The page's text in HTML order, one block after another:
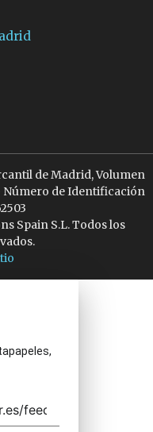
de Madrid, Volumen
Número de Identificación
Spain S.L. Todos los